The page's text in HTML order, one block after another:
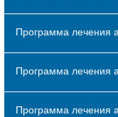
Программа лечения
Программа лечения
Программа лечения